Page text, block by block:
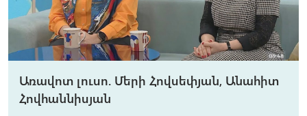
Առավոտ լուսո. Մերի Հովսեփյան, Անահիտ
Հովհաննիսյան